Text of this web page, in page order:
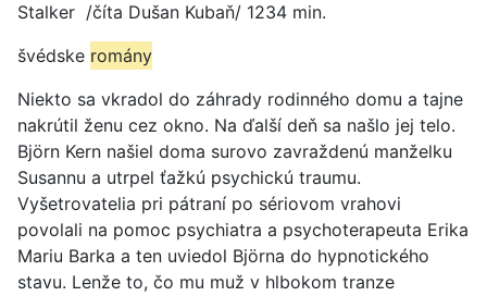
Stalker /číta Dušan Kubaň/ 1234 min.
švédske romány
Niekto sa vkradol do záhrady rodinného domu a tajne
nakrútil ženu cez okno. Na ďalší deň sa našlo jej telo.
Björn Kern našiel doma surovo zavraždenú manželku
Susannu a utrpel ťažkú psychickú traumu.
Vyšetrovatelia pri pátraní po sériovom vrahovi
povolali na pomoc psychiatra a psychoterapeuta Erika
Mariu Barka a ten uviedol Björna do hypnotického
stavu. Lenže to, čo mu muž v hlbokom tranze